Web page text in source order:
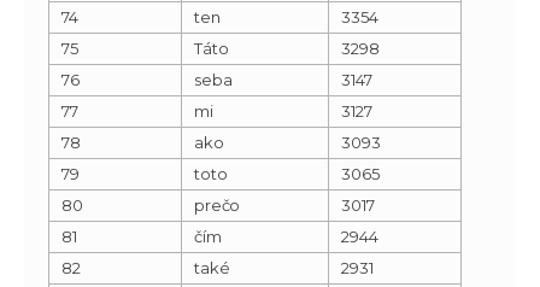
74
ten
3354
75
Táto
3298
76
seba
3147
77
mi
3127
78
ako
3093
79
toto
3065
80
prečo
3017
81
čím
2944
82
také
2931